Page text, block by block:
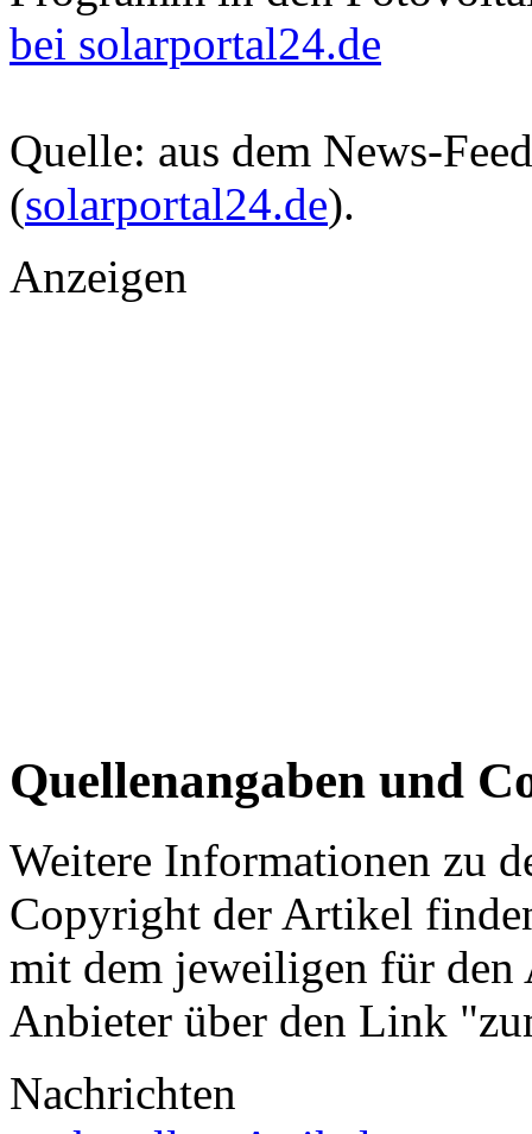
bei solarportal24.de
Quelle: aus dem News-
(solarportal24.de).
Anzeigen
Quellenangaben und
Weitere Informationen zu
Copyright der Artikel
mit dem jeweiligen für
Anbieter über den Link
Nachrichten